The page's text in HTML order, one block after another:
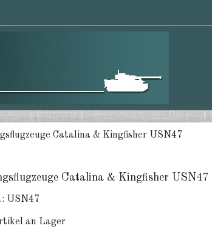
Catalina & Kingfisher USN47
Catalina & Kingfisher USN47
USN47
an Lager